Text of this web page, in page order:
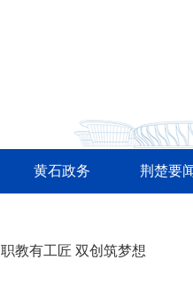
黄石政务 荆楚要
职教有工匠 双创筑梦想